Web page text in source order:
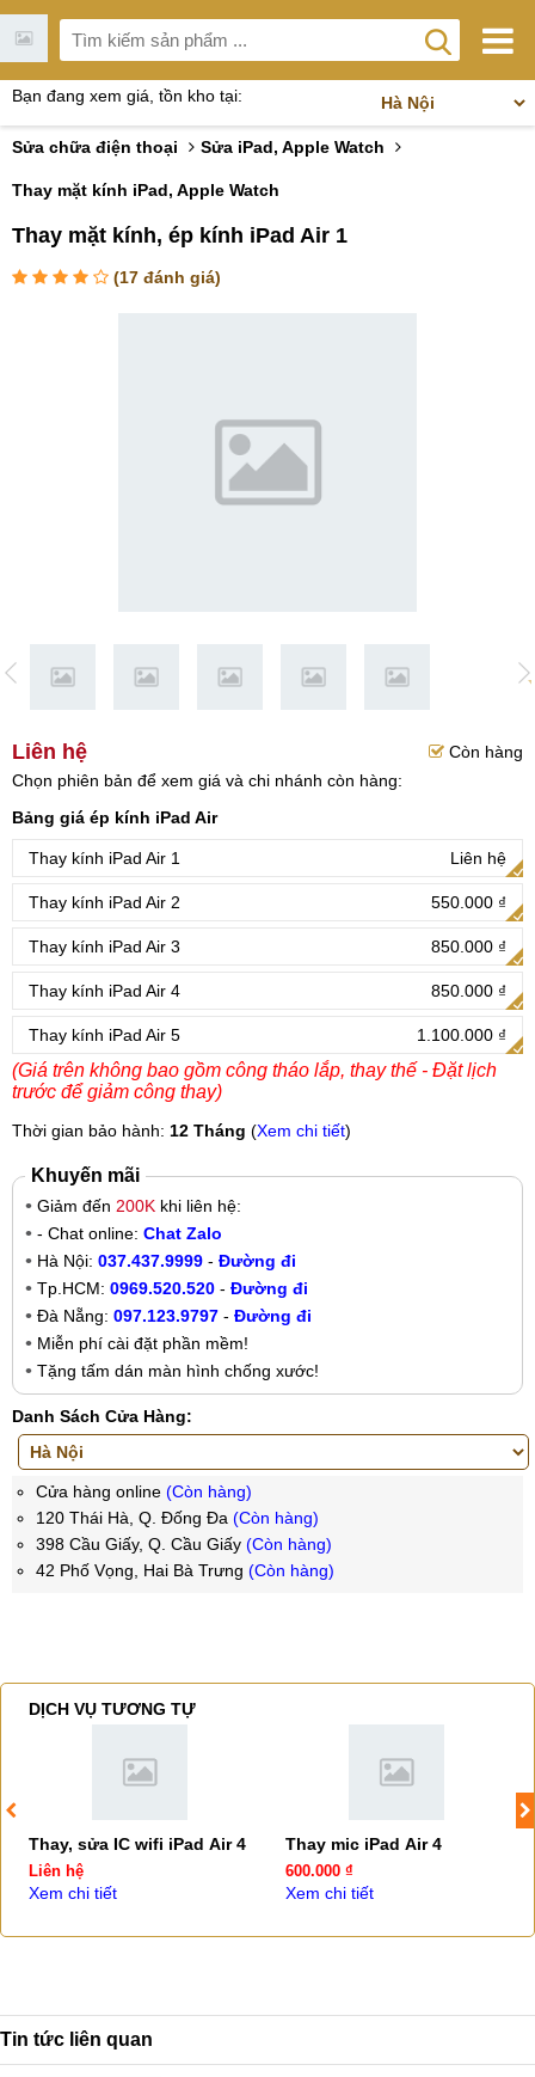
Bạn đang xem giá, tồn kho tại:
Sửa chữa điện thoại Sửa iPad, Apple Watch
Thay mặt kính iPad, Apple Watch
Thay mặt kính, ép kính iPad Air 1
(17 đánh giá)
Liên hệ
Còn hàng
Chọn phiên bản để xem giá và chi nhánh còn hàng:
Bảng giá ép kính iPad Air
Thay kính iPad Air 1 Liên hệ
Thay kính iPad Air 2 550.000 ₫
Thay kính iPad Air 3 850.000 ₫
Thay kính iPad Air 4 850.000 ₫
Thay kính iPad Air 5 1.100.000 ₫
(Giá trên không bao gồm công tháo lắp, thay thế - Đặt lịch
trước để giảm công thay)
Thời gian bảo hành: 12 Tháng (Xem chi tiết)
Khuyến mãi
Giảm đến 200K khi liên hệ:
- Chat online: Chat Zalo
Hà Nội: 037.437.9999 - Đường đi
Tp.HCM: 0969.520.520 - Đường đi
Đà Nẵng: 097.123.9797 - Đường đi
Miễn phí cài đặt phần mềm!
Tặng tấm dán màn hình chống xước!
Danh Sách Cửa Hàng:
Cửa hàng online (Còn hàng)
120 Thái Hà, Q. Đống Đa (Còn hàng)
398 Cầu Giấy, Q. Cầu Giấy (Còn hàng)
42 Phố Vọng, Hai Bà Trưng (Còn hàng)
DỊCH VỤ TƯƠNG TỰ
Thay, sửa IC wifi iPad Air 4
Liên hệ
Xem chi tiết
Thay mic iPad Air 4
600.000 ₫
Xem chi tiết
Tin tức liên quan